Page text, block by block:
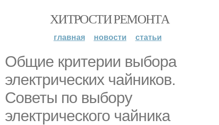
ХИТРОСТИ РЕМОНТА
главная новости статьи
Общие критерии выбора
электрических чайников.
Советы по выбору
электрического чайника